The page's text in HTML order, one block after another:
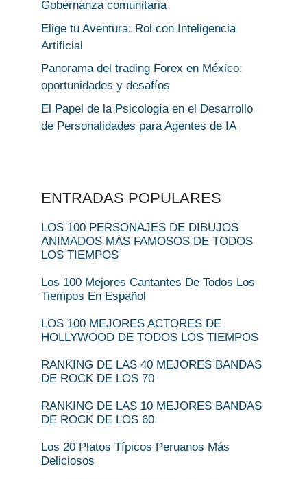
Gobernanza comunitaria
Elige tu Aventura: Rol con Inteligencia
Artificial
Panorama del trading Forex en México:
oportunidades y desafíos
El Papel de la Psicología en el Desarrollo
de Personalidades para Agentes de IA
ENTRADAS POPULARES
LOS 100 PERSONAJES DE DIBUJOS
ANIMADOS MÁS FAMOSOS DE TODOS
LOS TIEMPOS
Los 100 Mejores Cantantes De Todos Los
Tiempos En Español
LOS 100 MEJORES ACTORES DE
HOLLYWOOD DE TODOS LOS TIEMPOS
RANKING DE LAS 40 MEJORES BANDAS
DE ROCK DE LOS 70
RANKING DE LAS 10 MEJORES BANDAS
DE ROCK DE LOS 60
Los 20 Platos Típicos Peruanos Más
Deliciosos